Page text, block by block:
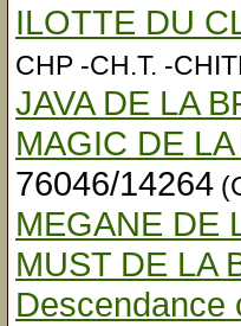
ILOTTE DU
CHP -CH.T. -
JAVA DE LA
MAGIC DE
76046/14264
MEGANE DE
MUST DE LA
Descendance